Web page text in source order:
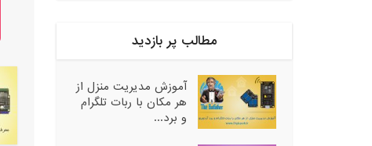
مطالب پر بازدید
آموزش مدیریت منزل از
هر مکان با ربات تلگرام
و برد...